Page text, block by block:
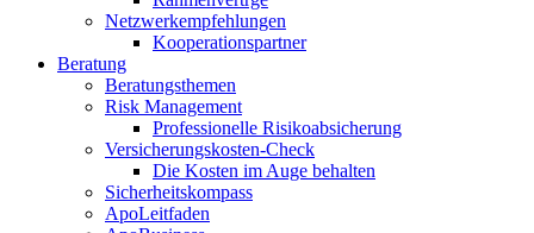
Netzwerkempfehlungen
Kooperationspartner
Beratung
Beratungsthemen
Risk Management
Professionelle Risikoabsicherung
Versicherungskosten-Check
Die Kosten im Auge behalten
Sicherheitskompass
ApoLeitfaden